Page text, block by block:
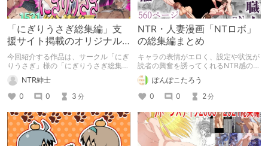
「にぎりうさぎ総集編」支
援サイト掲載のオリジナル
作品がお得に読める (にぎり
うさぎ)
今回紹介する作品は、サークル「にぎ
りうさぎ」様の「にぎりうさぎ総集
NTR紳士
0
0 3 分
NTR・人妻漫画「NTロボ」
の総集編まとめ
キャラの表情がエロく、設定や状況が
読者の興奮を誘ってくれるNTR感の強
いエロ漫画作品を供給してくれるサー
クル「NTロボ」さんの総集編（パッ
ク）作品だけをまとめました。定期的
に更新予定です。
ぽんぽこたろう
0
0 2分